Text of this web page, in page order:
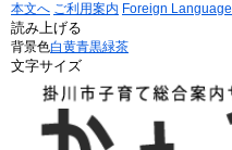
本文へ ご利用案内 Foreign Language
読み上げる
背景色白黄青黒緑茶
文字サイズ